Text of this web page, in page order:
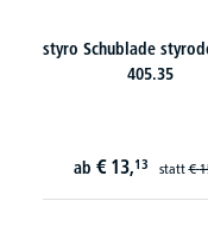
styro Schublade
405.35
ab € 13,13 statt€